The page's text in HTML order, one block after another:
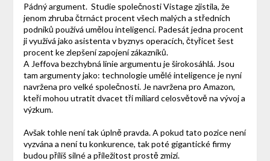
Pádný argument. Studie společnosti Vistage zjistila, že
jenom zhruba čtrnáct procent všech malých a středních
podniků používá umělou inteligenci. Padesát jedna procent
ji využívá jako asistenta v byznys operacích, čtyřicet šest
procent ke zlepšení zapojení zákazníků.
A Jeffova bezchybná linie argumentu je širokosáhlá. Jsou
tam argumenty jako: technologie umělé inteligence je nyní
navržena pro velké společnosti. Je navržena pro Amazon,
kteří mohou utratit dvacet tři miliard celosvětově na vývoj a
výzkum.
Avšak tohle není tak úplně pravda. A pokud tato pozice není
vyzvána a není tu konkurence, tak poté gigantické firmy
budou příliš silné a příležitost prostě zmizí.